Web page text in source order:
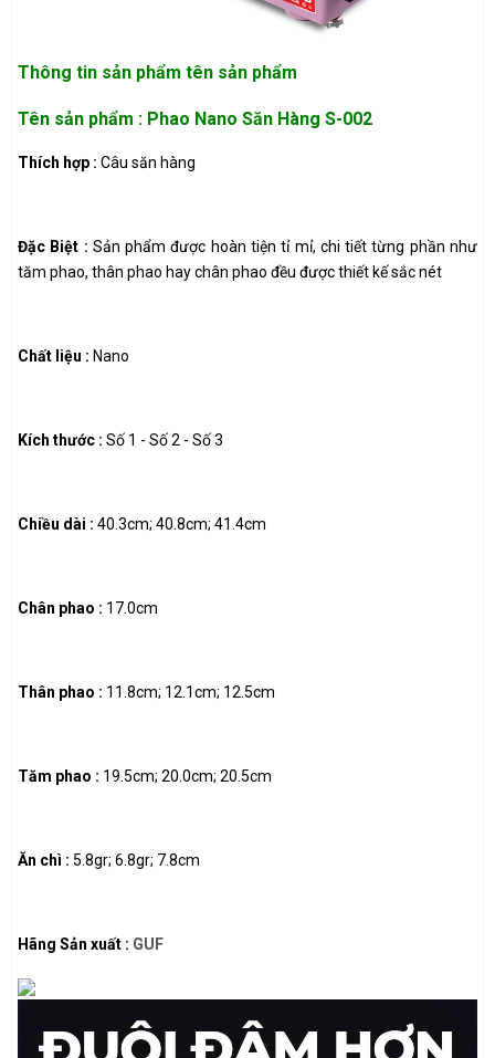
Thông tin sản phẩm tên sản phẩm
Tên sản phẩm : Phao Nano Săn Hàng S-002
Thích hợp : Câu săn hàng
Đặc Biệt : Sản phẩm được hoàn tiện tỉ mỉ, chi tiết từng phần như
tăm phao, thân phao hay chân phao đều được thiết kế sắc nét
Chất liệu : Nano
Kích thước : Số 1 - Số 2 - Số 3
Chiều dài : 40.3cm; 40.8cm; 41.4cm
Chân phao : 17.0cm
Thân phao : 11.8cm; 12.1cm; 12.5cm
Tăm phao : 19.5cm; 20.0cm; 20.5cm
Ăn chì : 5.8gr; 6.8gr; 7.8cm
Hãng Sản xuất : GUF